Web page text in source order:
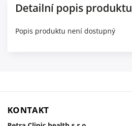
Detailní popis produktu
Popis produktu není dostupný
KONTAKT